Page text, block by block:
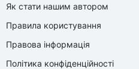
Як стати нашим автором
Правила користування
Правова інформація
Політика конфіденційності